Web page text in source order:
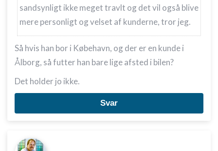
sandsynligt ikke meget travlt og det vil også blive
mere personligt og velset af kunderne, tror jeg.
Så hvis han bor i Købehavn, og der er en kunde i
Ålborg, så futter han bare lige afsted i bilen?
Det holder jo ikke.
Svar